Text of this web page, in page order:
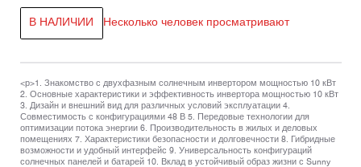
В НАЛИЧИИ Несколько человек просматривают
<р>1. Знакомство с двухфазным солнечным инвертором мощностью 10 кВт
2. Основные характеристики и эффективность инвертора мощностью 10 кВт
3. Дизайн и внешний вид для различных условий эксплуатации 4.
Совместимость с конфигурациями 48 В 5. Передовые технологии для
оптимизации потока энергии 6. Производительность в жилых и деловых
помещениях 7. Характеристики безопасности и долговечности 8. Гибридные
возможности и удобный интерфейс 9. Универсальность конфигураций
солнечных панелей и батарей 10. Вклад в устойчивый образ жизни с Sunny